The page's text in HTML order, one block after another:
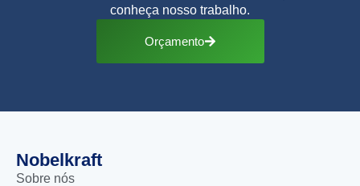
conheça nosso trabalho.
Orçamento
Nobelkraft
Sobre nós